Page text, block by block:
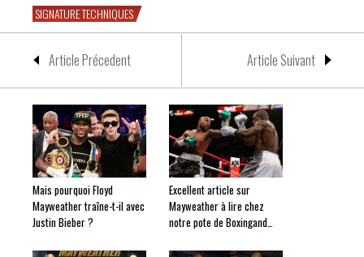
SIGNATURE TECHNIQUES
Article Précedent Article Suivant
Mais pourquoi Floyd
Mayweather traîne-t-il avec
Justin Bieber ?
Excellent article sur
Mayweather à lire chez
notre pote de Boxingand…